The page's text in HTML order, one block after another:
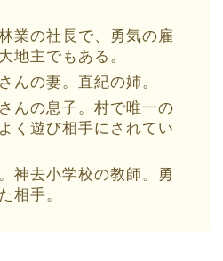
業の社長で、勇気の雇
地主でもある。
の妻。直紀の姉。
んの息子。村で唯一の
く遊び相手にされてい
神去小学校の教師。勇
相手。